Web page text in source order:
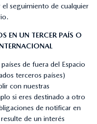
seguimiento de cualquier
EN UN TERCER PAÍS O
de fuera del Espacio
terceros países)
con nuestras
si eres destinado a otro
de notificar en
de un interés